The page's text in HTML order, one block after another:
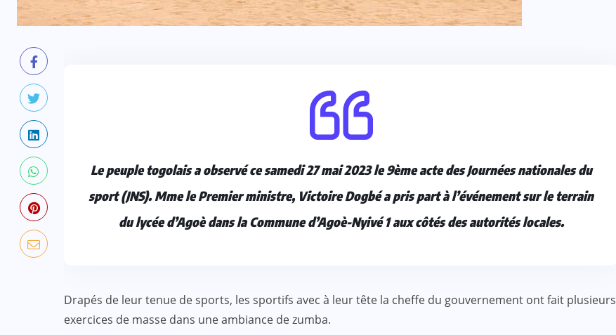
Le peuple togolais a observé ce samedi 27 mai 2023 le 9ème acte des Journées nationales du
sport (JNS). Mme le Premier ministre, Victoire Dogbé a pris part à l’événement sur le terrain
du lycée d’Agoè dans la Commune d’Agoè-Nyivé 1 aux côtés des autorités locales.
Drapés de leur tenue de sports, les sportifs avec à leur tête la cheffe du gouvernement ont fait plusieurs
exercices de masse dans une ambiance de zumba.